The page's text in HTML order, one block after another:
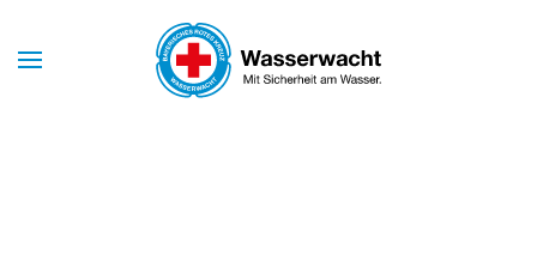
Skip to main content